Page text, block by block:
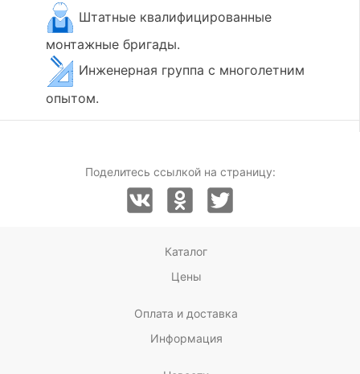
Штатные квалифицированные
монтажные бригады.
Инженерная группа с многолетним
опытом.
Поделитесь ссылкой на страницу:
Каталог
Цены
Оплата и доставка
Информация